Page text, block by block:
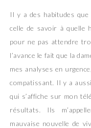
Il y a des habitudes que
celle de savoir à quelle
pour ne pas attendre
l’avance le fait que la
mes analyses en
compatissant. Il y a
qui s’affiche sur mon
résultats. Ils
mauvaise nouvelle de